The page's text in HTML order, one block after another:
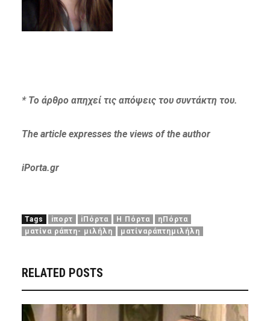
* Το άρθρο απηχεί τις απόψεις του συντάκτη του.
The article expressesthe views of the author
iPorta.gr
Tags iπορτ iΠόρτα Η Πόρτα
ηΠόρτα
ματίνα ράπτη- μιλήλη
ματίναράπτημιλήλη
RELATED POSTS